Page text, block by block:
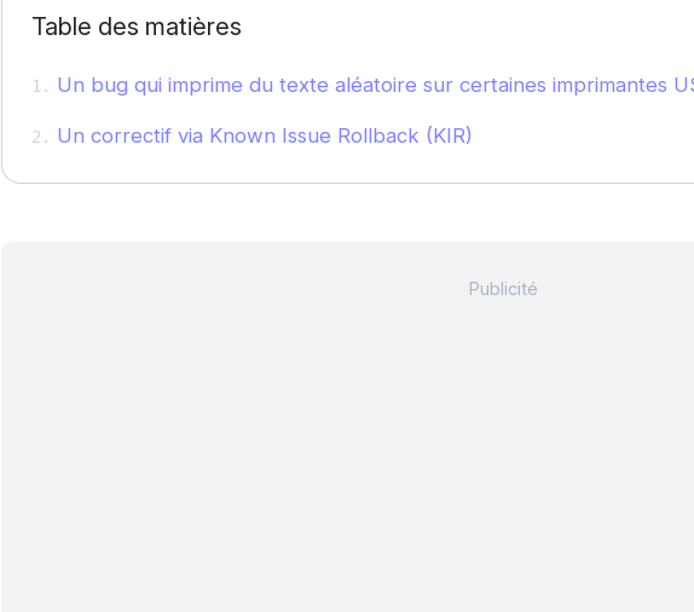
Table des matières
Un bug qui imprime du texte aléatoire sur certaines imprimantes
Un correctif via Known Issue Rollback (KIR)